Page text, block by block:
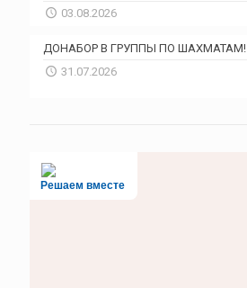
03.08.2026
ДОНАБОР В ГРУППЫ ПО ШАХМАТАМ!
31.07.2026
Решаем вместе